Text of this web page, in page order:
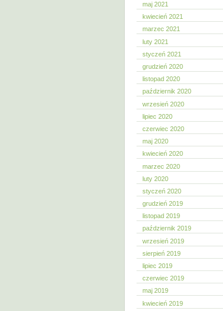
maj 2021
kwiecień 2021
marzec 2021
luty 2021
styczeń 2021
grudzień 2020
listopad 2020
październik 2020
wrzesień 2020
lipiec 2020
czerwiec 2020
maj 2020
kwiecień 2020
marzec 2020
luty 2020
styczeń 2020
grudzień 2019
listopad 2019
październik 2019
wrzesień 2019
sierpień 2019
lipiec 2019
czerwiec 2019
maj 2019
kwiecień 2019